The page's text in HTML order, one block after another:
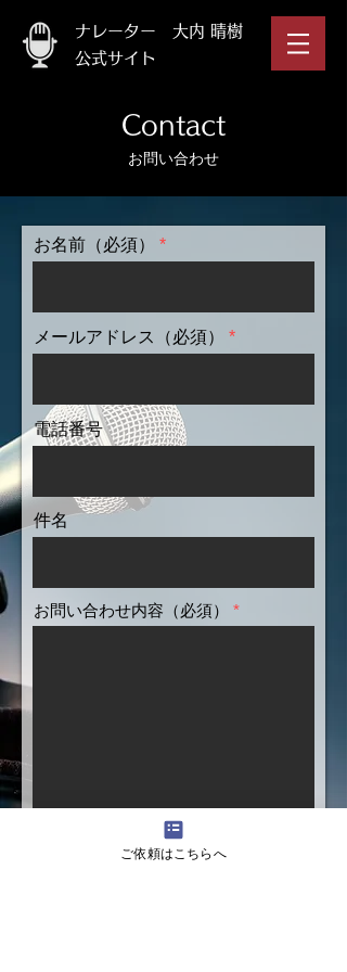
ナレーター 大内 晴樹
公式サイト
Contact
​お問い合わせ
お名前（必須）
メールアドレス（必須）
電話番号
件名
お問い合わせ内容（必須）
ご依頼はこちらへ